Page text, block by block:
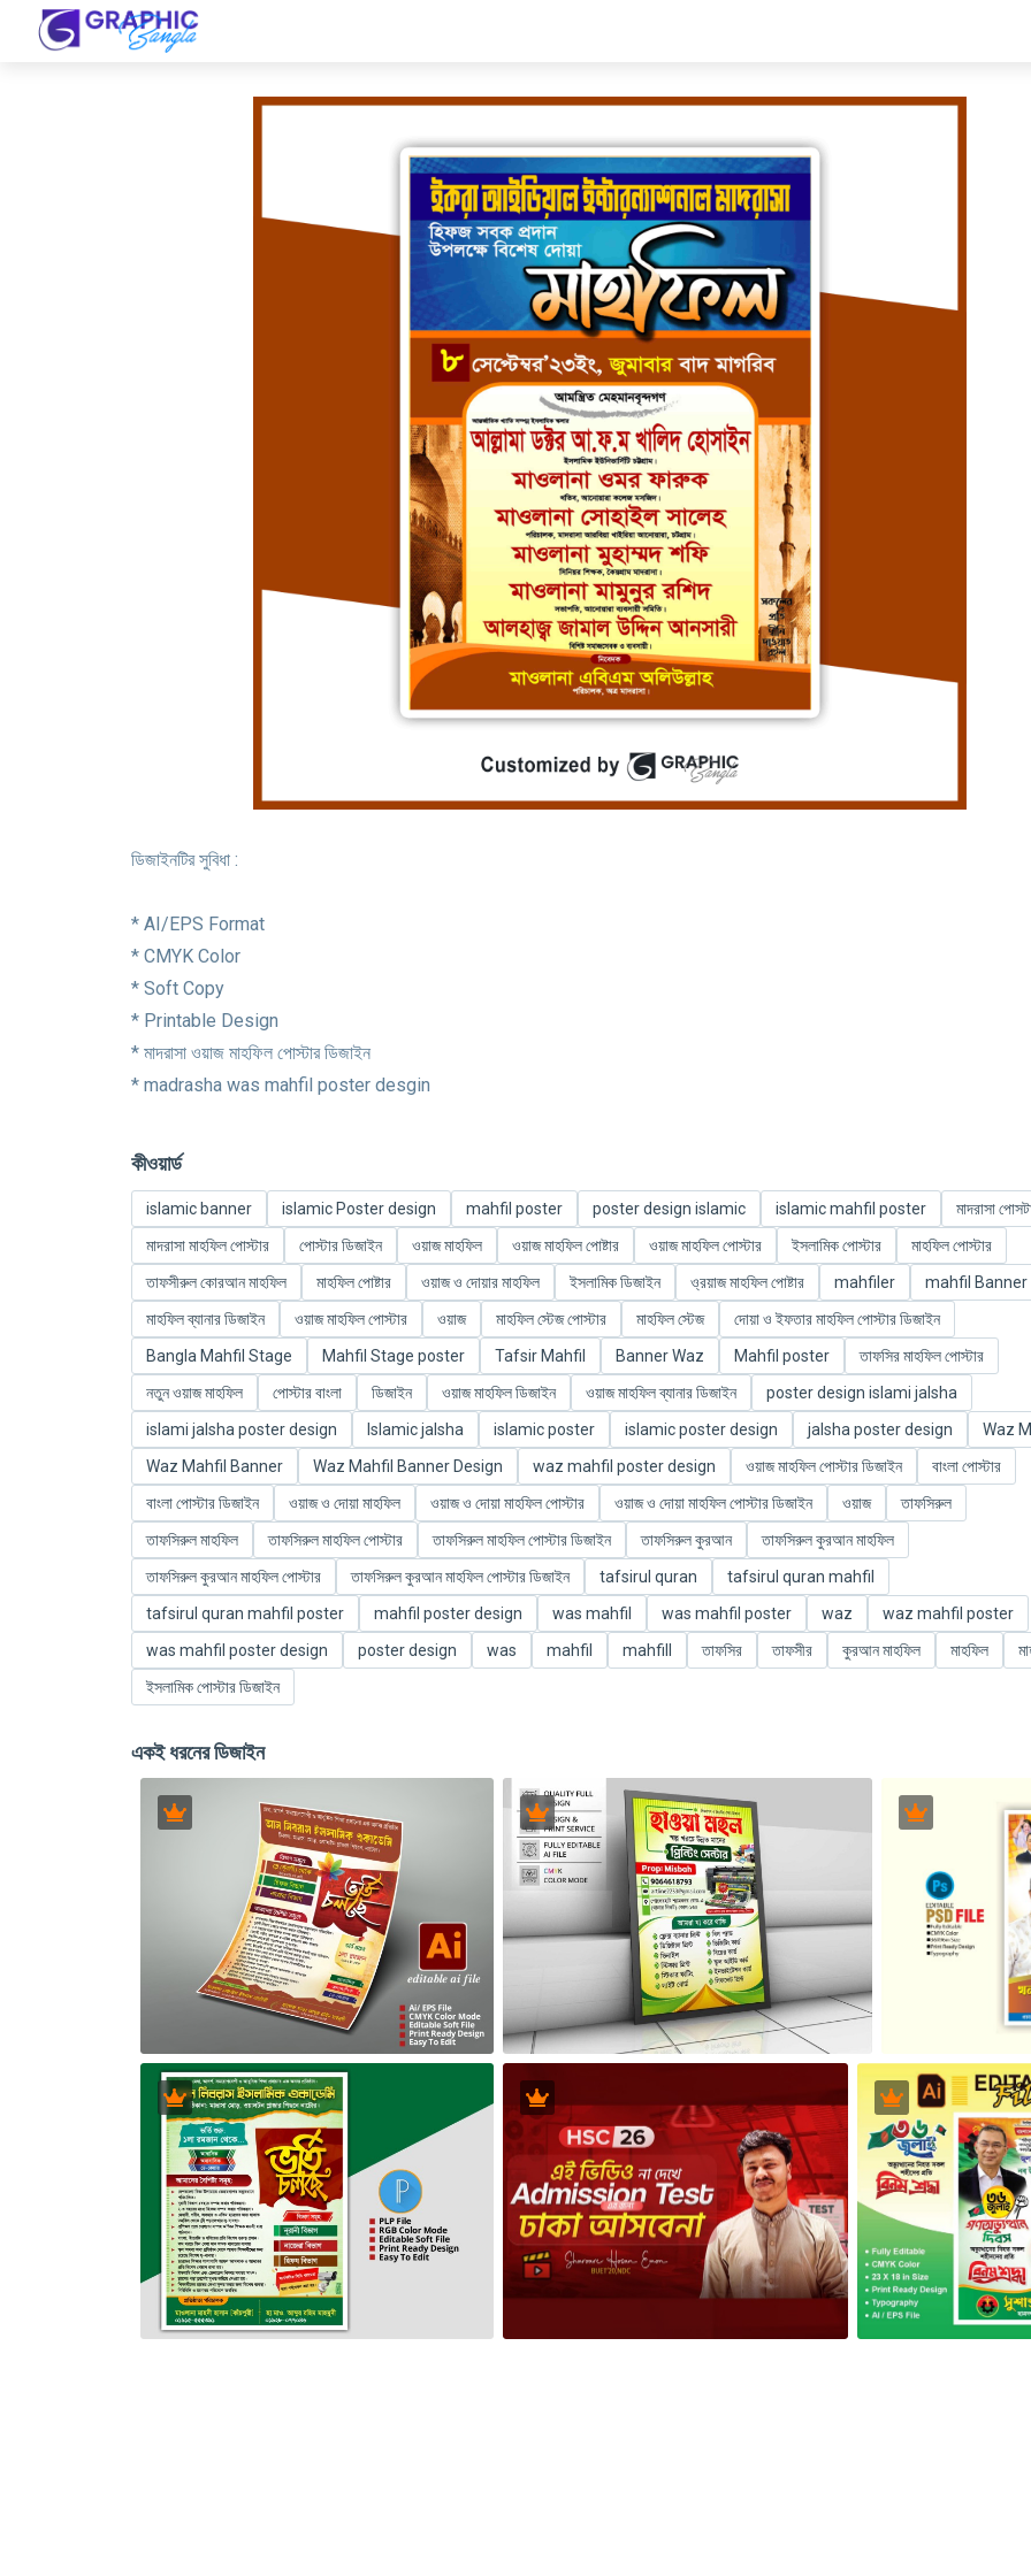
ডিজাইনটির সুবিধা :
* AI/EPS Format
* CMYK Color
* Soft Copy
* Printable Design
* মাদরাসা ওয়াজ মাহফিল পোস্টার ডিজাইন
* madrasha was mahfil poster desgin
কীওয়ার্ড
islamic banner islamic Poster design mahfil poster poster design islamic islamic mahfil poster
মাদরাসা
মাদরাসা মাহফিল পোস্টার
পোস্টার ডিজাইন ওয়াজ মাহফিল ওয়াজ মাহফিল পোষ্টার ওয়াজ মাহফিল পোস্টার ইসলামিক পোস্টার
মাহফিল পোস্টার
তাফসীরুল কোরআন মাহফিল
মাহফিল পোষ্টার ওয়াজ ও দোয়ার মাহফিল ইসলামিক ডিজাইন ও্রয়াজ মাহফিল পোষ্টার mahfiler
mahfil Banner
মাহফিল ব্যানার ডিজাইন
ওয়াজ মাহফিল পোস্টার ওয়াজ মাহফিল স্টেজ পোস্টার মাহফিল স্টেজ
দোয়া ও ইফতার মাহফিল পোস্টার ডিজাইন
Bangla Mahfil Stage
Mahfil Stage poster Tafsir Mahfil Banner Waz Mahfil poster
তাফসির মাহফিল পোস্টার
নতুন ওয়াজ মাহফিল
পোস্টার বাংলা ডিজাইন ওয়াজ মাহফিল ডিজাইন ওয়াজ মাহফিল ব্যানার ডিজাইন
poster design islami jalsha
islami jalsha poster design
Islamic jalsha islamic poster islamic poster design jalsha poster design
Waz
Waz Mahfil Banner
Waz Mahfil Banner Design waz mahfil poster design ওয়াজ মাহফিল পোস্টার ডিজাইন
বাংলা পোস্টার
বাংলা পোস্টার ডিজাইন
ওয়াজ ও দোয়া মাহফিল ওয়াজ ও দোয়া মাহফিল পোস্টার ওয়াজ ও দোয়া মাহফিল পোস্টার ডিজাইন ওয়াজ
তাফসিরুল
তাফসিরুল মাহফিল
তাফসিরুল মাহফিল পোস্টার তাফসিরুল মাহফিল পোস্টার ডিজাইন তাফসিরুল কুরআন
তাফসিরুল কুরআন মাহফিল
তাফসিরুল কুরআন মাহফিল পোস্টার
তাফসিরুল কুরআন মাহফিল পোস্টার ডিজাইন tafsirul quran
tafsirul quran mahfil
tafsirul quran mahfil poster
mahfil poster design was mahfil was mahfil poster waz
waz mahfil poster
was mahfil poster design
poster design was mahfil mahfill তাফসির তাফসীর কুরআন মাহফিল মাহফিল
ইসলামিক পোস্টার ডিজাইন
একই ধরনের ডিজাইন